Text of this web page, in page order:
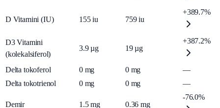
D Vitamini (IU) 155 iu 759 iu
+389.7%
D3 Vitamini
(kolekalsiferol)
3.9 µg 19 µg
+387.2%
Delta tokoferol 0 mg 0 mg
—
Delta tokotrienol
0 mg 0 mg —
Demir 1.5 mg 0.36 mg
-76.0%